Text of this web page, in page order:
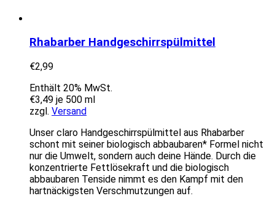
Rhabarber Handgeschirrspülmittel
€2,99
Enthält 20% MwSt.
€3,49 je 500 ml
zzgl. Versand
Unser claro Handgeschirrspülmittel aus Rhabarber
schont mit seiner biologisch abbaubaren* Formel nicht
nur die Umwelt, sondern auch deine Hände. Durch die
konzentrierte Fettlösekraft und die biologisch
abbaubaren Tenside nimmt es den Kampf mit den
hartnäckigsten Verschmutzungen auf.